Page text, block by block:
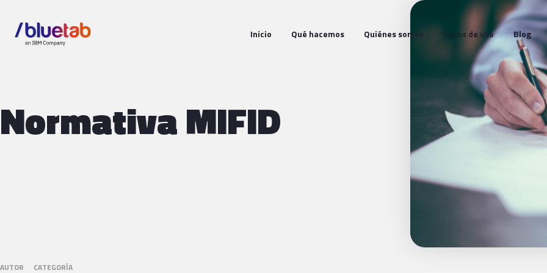
Inicio Qué hacemos Quiénes somos Casos de uso Blog
Normativa MIFID
AUTOR CATEGORÍA